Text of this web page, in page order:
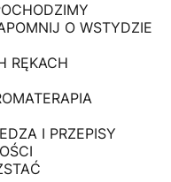
O WSTYDZIE
RĘKACH
I PRZEPISY